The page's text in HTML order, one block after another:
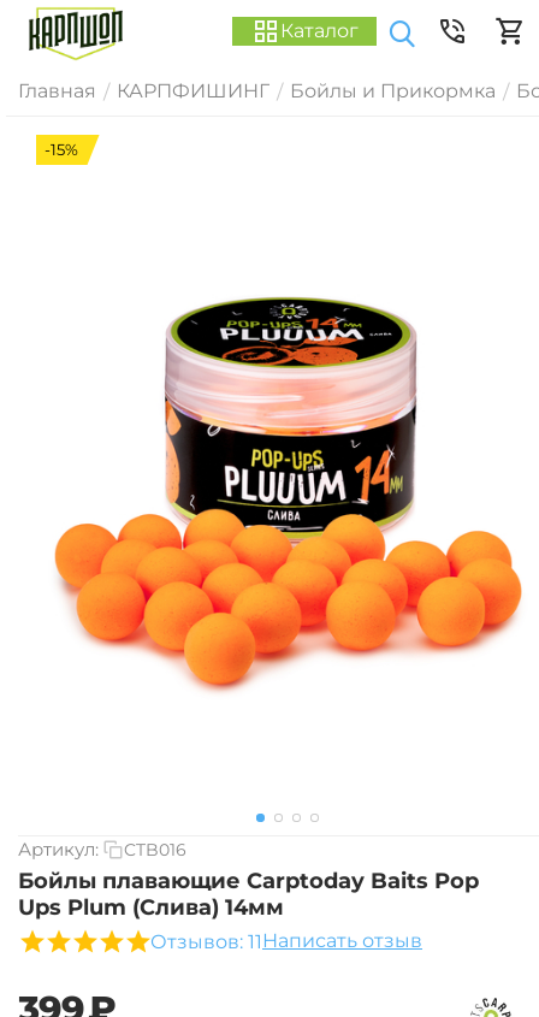
Каталог
Главная / КАРПФИШИНГ / Бойлы и Прикормка /
-15%
Артикул: CTB016
Бойлы плавающие Carptoday Baits Pop
Ups Plum (Слива) 14мм
Отзывов: 11 Написать отзыв